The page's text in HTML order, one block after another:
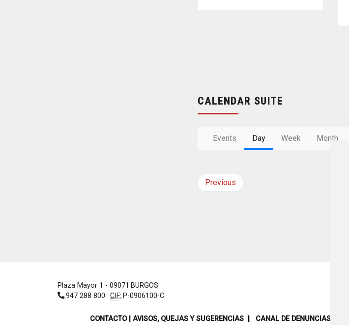
CALENDAR SUITE
Events Day Week Month
Previous
Plaza Mayor 1 - 09071 BURGOS
947 288 800
CIF: P-0906100-C
CONTACTO | AVISOS, QUEJAS Y SUGERENCIAS CANAL DE DENUNCIAS